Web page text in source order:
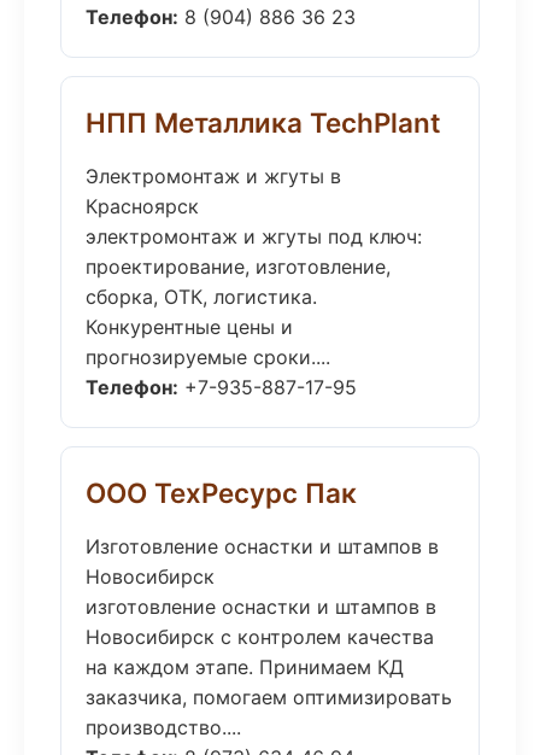
Телефон: 8 (904) 886 36 23
НПП Металлика TechPlant
Электромонтаж и жгуты в
Красноярск
электромонтаж и жгуты под ключ:
проектирование, изготовление,
сборка, ОТК, логистика.
Конкурентные цены и
прогнозируемые сроки....
Телефон: +7-935-887-17-95
ООО ТехРесурс Пак
Изготовление оснастки и штампов в
Новосибирск
изготовление оснастки и штампов в
Новосибирск с контролем качества
на каждом этапе. Принимаем КД
заказчика, помогаем оптимизировать
производство....